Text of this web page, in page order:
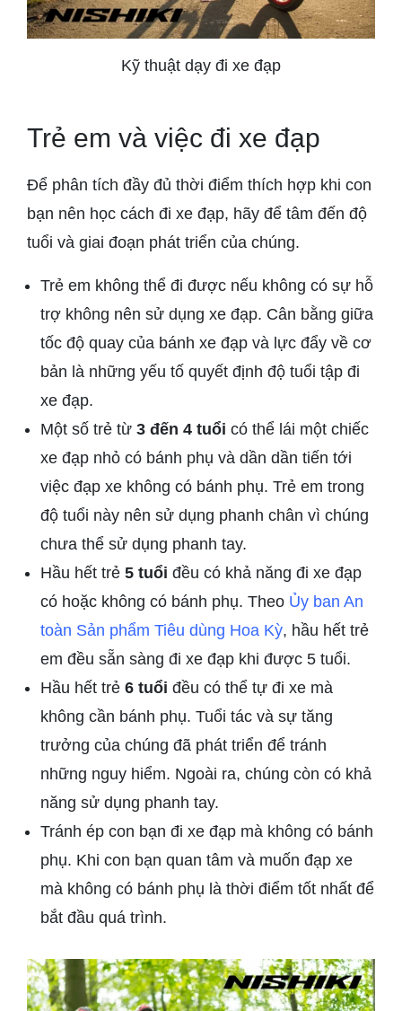
Kỹ thuật dạy đi xe đạp
Trẻ em và việc đi xe đạp
Để phân tích đầy đủ thời điểm thích hợp khi con
bạn nên học cách đi xe đạp, hãy để tâm đến độ
tuổi và giai đoạn phát triển của chúng.
Trẻ em không thể đi được nếu không có sự hỗ
trợ không nên sử dụng xe đạp. Cân bằng giữa
tốc độ quay của bánh xe đạp và lực đẩy về cơ
bản là những yếu tố quyết định độ tuổi tập đi
xe đạp.
Một số trẻ từ 3 đến 4 tuổi có thể lái một chiếc
xe đạp nhỏ có bánh phụ và dần dần tiến tới
việc đạp xe không có bánh phụ. Trẻ em trong
độ tuổi này nên sử dụng phanh chân vì chúng
chưa thể sử dụng phanh tay.
Hầu hết trẻ 5 tuổi đều có khả năng đi xe đạp
có hoặc không có bánh phụ. Theo Ủy ban An
toàn Sản phẩm Tiêu dùng Hoa Kỳ, hầu hết trẻ
em đều sẵn sàng đi xe đạp khi được 5 tuổi.
Hầu hết trẻ 6 tuổi đều có thể tự đi xe mà
không cần bánh phụ. Tuổi tác và sự tăng
trưởng của chúng đã phát triển để tránh
những nguy hiểm. Ngoài ra, chúng còn có khả
năng sử dụng phanh tay.
Tránh ép con bạn đi xe đạp mà không có bánh
phụ. Khi con bạn quan tâm và muốn đạp xe
mà không có bánh phụ là thời điểm tốt nhất để
bắt đầu quá trình.